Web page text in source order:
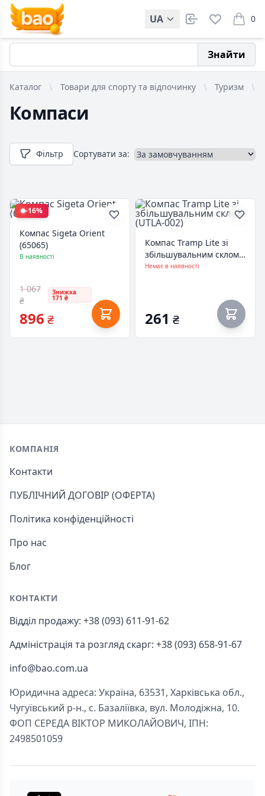
UA 0
items
Знайти
Каталог Товари для спорту та відпочинку Туризм
Компаси
Фільтр Сортувати за:
-16%
Компас Sigeta Orient
(65065)
В наявності
1 067
₴
Знижка
171 ₴
896 ₴
Компас Tramp Lite зі
збільшувальним склом
(UTLA-002)
Немає в наявності
261 ₴
Footer
КОМПАНІЯ
Контакти
ПУБЛІЧНИЙ ДОГОВІР (ОФЕРТА)
Політика конфіденційності
Про нас
Блог
КОНТАКТИ
Відділ продажу: +38 (093) 611-91-62
Адміністрація та розгляд скарг: +38 (093) 658-91-67
info@bao.com.ua
Юридична адреса: Україна, 63531, Харківська обл.,
Чугуївський р-н., с. Базаліївка, вул. Молодіжна, 10.
ФОП СЕРЕДА ВІКТОР МИКОЛАЙОВИЧ, ІПН:
2498501059